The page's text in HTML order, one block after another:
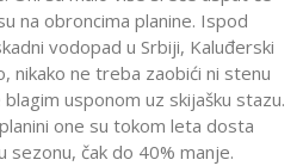
na obroncima planine. Ispod
vodopad u Srbiji, Kaluđerski
nikako ne treba zaobići ni stenu
usponom uz skijašku stazu.
one su tokom leta dosta
sezonu, čak do 40% manje.